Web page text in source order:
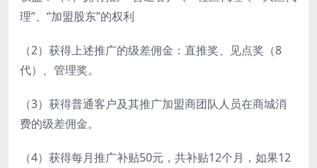
理”、“加盟股东”的权利
（2）获得上述推广的级差佣金：直推奖、见点奖（8
代）、管理奖。
（3）获得普通客户及其推广加盟商团队人员在商城消
费的级差佣金。
（4）获得每月推广补贴50元，共补贴12个月，如果12